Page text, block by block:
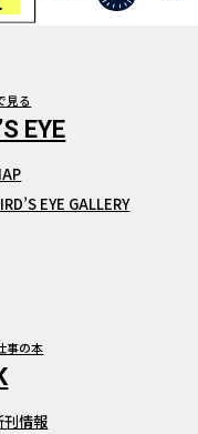
見る
EYE GALLERY
事の本
刊情報